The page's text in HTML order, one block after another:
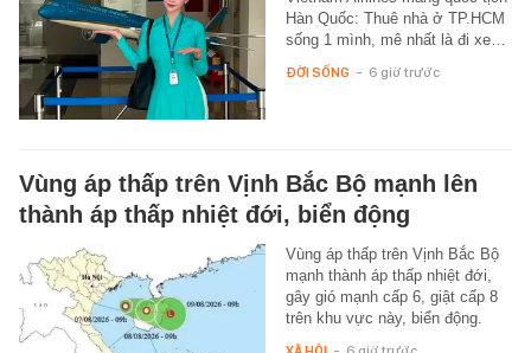
Hàn Quốc: Thuê nhà ở TP.HCM
sống 1 mình, mê nhất là đi xe…
ĐỜI SỐNG - 6 giờ trước
Vùng áp thấp trên Vịnh Bắc Bộ mạnh lên
thành áp thấp nhiệt đới, biển động
Vùng áp thấp trên Vịnh Bắc Bộ
mạnh thành áp thấp nhiệt đới,
gây gió mạnh cấp 6, giật cấp 8
trên khu vực này, biển động.